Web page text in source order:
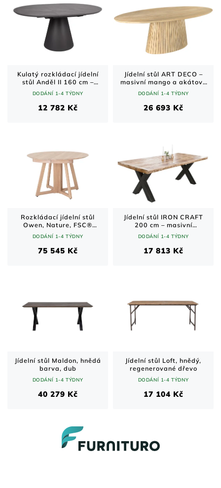
Kulatý rozkládací jídelní
stůl Anděl II 160 cm –
černý mat / šedý mramor
DODÁNÍ 1-4 TÝDNY
12 782 Kč
Jídelní stůl ART DECO –
masivní mango a akátové
dřevo / bělený přírodní
odstín / 220 cm
DODÁNÍ 1-4 TÝDNY
26 693 Kč
Rozkládací jídelní stůl
Owen, Nature, FSC®
100%, dub
DODÁNÍ 1-4 TÝDNY
75 545 Kč
Jídelní stůl IRON CRAFT
200 cm – masivní
sheeshamové dřevo, černé
U-nohy
DODÁNÍ 1-4 TÝDNY
17 813 Kč
Jídelní stůl Maldon, hnědá
barva, dub
DODÁNÍ 1-4 TÝDNY
40 279 Kč
Jídelní stůl Loft, hnědý,
regenerované dřevo
DODÁNÍ 1-4 TÝDNY
17 104 Kč